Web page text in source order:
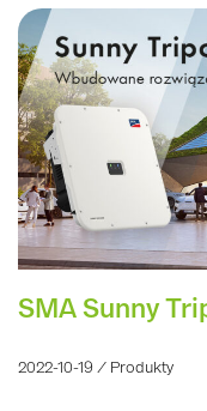
SMA Sunny
2022-10-19 / Produkty